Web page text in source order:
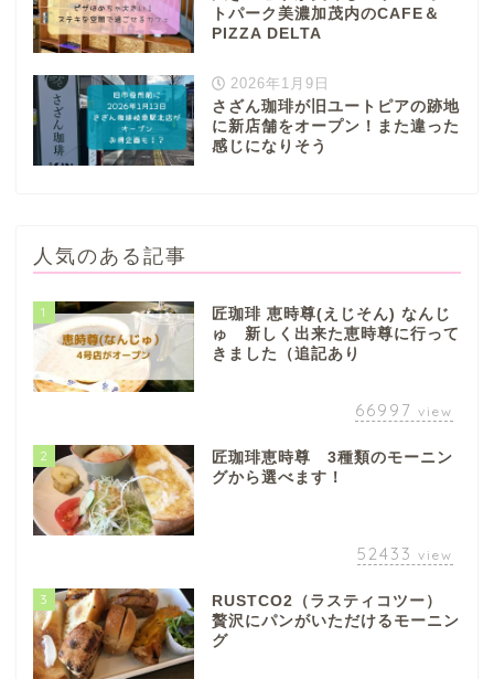
トパーク美濃加茂内のCAFE＆
PIZZA DELTA
2026年1月9日
さざん珈琲が旧ユートピアの跡地
に新店舗をオープン！また違った
感じになりそう
人気のある記事
1
匠珈琲 恵時尊(えじそん) なんじ
ゅ 新しく出来た恵時尊に行って
きました（追記あり
66997 view
2
匠珈琲恵時尊 3種類のモーニン
グから選べます！
52433 view
3
RUSTCO2（ラスティコツー）
贅沢にパンがいただけるモーニン
グ